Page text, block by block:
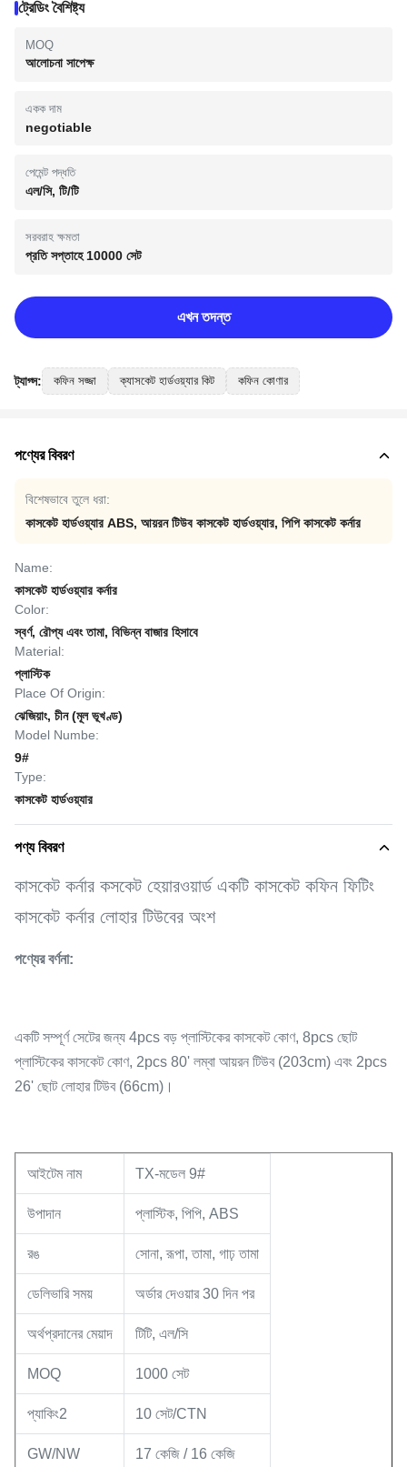
ট্রেডিং বৈশিষ্ট্য
MOQ
আলোচনা সাপেক্ষ
একক দাম
negotiable
পেমেন্ট পদ্ধতি
এল/সি, টি/টি
সরবরাহ ক্ষমতা
প্রতি সপ্তাহে 10000 সেট
এখন তদন্ত
ট্যাগ্স: কফিন সজ্জা ক্যাসকেট হার্ডওয়্যার কিট কফিন কোণার
পণ্যের বিবরণ
বিশেষভাবে তুলে ধরা:
কাসকেট হার্ডওয়্যার ABS, আয়রন টিউব কাসকেট হার্ডওয়্যার, পিপি কাসকেট কর্নার
Name:
কাসকেট হার্ডওয়্যার কর্নার
Color:
স্বর্ণ, রৌপ্য এবং তামা, বিভিন্ন বাজার হিসাবে
Material:
প্লাস্টিক
Place Of Origin:
ঝেজিয়াং, চীন (মূল ভূখণ্ড)
Model Numbe:
9#
Type:
কাসকেট হার্ডওয়্যার
পণ্য বিবরণ
কাসকেট কর্নার কসকেট হেয়ারওয়ার্ড একটি কাসকেট কফিন ফিটিং
কাসকেট কর্নার লোহার টিউবের অংশ
পণ্যের বর্ণনা:
একটি সম্পূর্ণ সেটের জন্য 4pcs বড় প্লাস্টিকের কাসকেট কোণ, 8pcs ছোট
প্লাস্টিকের কাসকেট কোণ, 2pcs 80' লম্বা আয়রন টিউব (203cm) এবং 2pcs
26' ছোট লোহার টিউব (66cm)।
আইটেম নাম TX-মডেল 9#
উপাদান প্লাস্টিক, পিপি, ABS
রঙ সোনা, রূপা, তামা, গাঢ় তামা
ডেলিভারি সময় অর্ডার দেওয়ার 30 দিন পর
অর্থপ্রদানের মেয়াদ টিটি, এল/সি
MOQ 1000 সেট
প্যাকিং2 10 সেট/CTN
GW/NW 17 কেজি / 16 কেজি